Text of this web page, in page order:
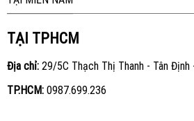
TẠI TPHCM
Địa chỉ:29/5C Thạch Thị Thanh - Tân Định
TP.HCM: 0987.699.236